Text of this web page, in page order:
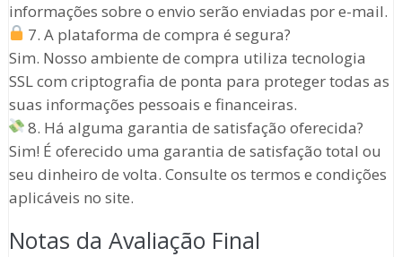
informações sobre o envio serão enviadas por e-mail.
7. A plataforma de compra é segura?
Sim. Nosso ambiente de compra utiliza tecnologia
SSL com criptografia de ponta para proteger todas as
suas informações pessoais e financeiras.
8. Há alguma garantia de satisfação oferecida?
Sim! É oferecido uma garantia de satisfação total ou
seu dinheiro de volta. Consulte os termos e condições
aplicáveis no site.
Notas da Avaliação Final